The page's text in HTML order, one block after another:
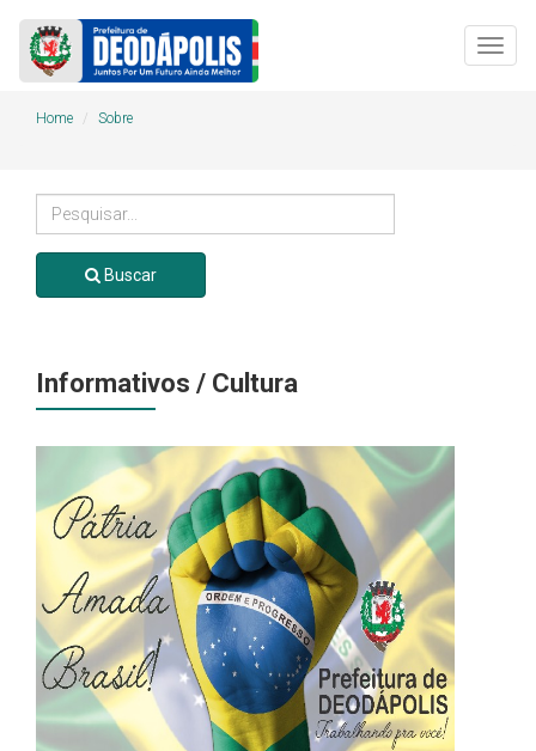
Home Sobre
Buscar
Informativos / Cultura